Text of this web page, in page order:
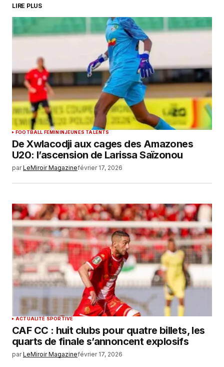
LIRE PLUS
FOOTBALL FEMININJEUNES TALENTS
De Xwlacodji aux cages des Amazones
U20: l’ascension de Larissa Saïzonou
par LeMiroir Magazinefévrier 17, 2026
ACTUALITÉ SPORTIVE
CAF CC : huit clubs pour quatre billets, les
quarts de finale s’annoncent explosifs
par LeMiroir Magazinefévrier 17, 2026